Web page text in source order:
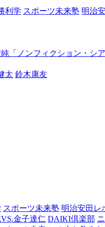
利学 スポーツ未来塾 明治
「ノンフィクション・シ
太 鈴木康友
スポーツ未来塾 明治安田レ
金子達仁 DAIKI倶楽部